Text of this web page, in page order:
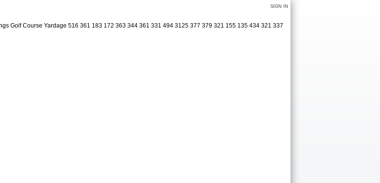
SIGN IN
Golf Course Yardage 516 361 183 172 363 344 361 331 494 3125 377 379 321 155 135 434 321 337